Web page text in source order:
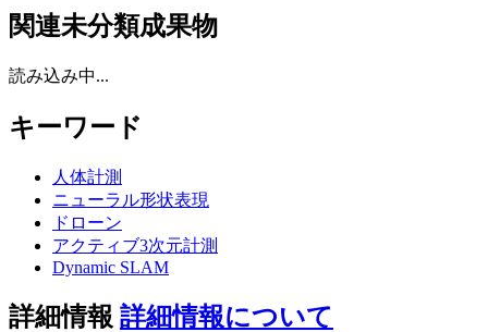
関連未分類成果物
読み込み中...
キーワード
人体計測
ニューラル形状表現
ドローン
アクティブ3次元計測
Dynamic SLAM
詳細情報 詳細情報について